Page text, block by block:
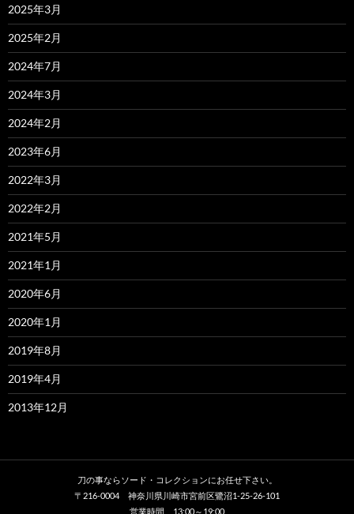
2025年3月
2025年2月
2024年7月
2024年3月
2024年2月
2023年6月
2022年3月
2022年2月
2021年5月
2021年1月
2020年6月
2020年1月
2019年8月
2019年4月
2013年12月
刀の事ならソード・コレクションにお任せ下さい。
〒216-0004 神奈川県川崎市宮前区鷺沼1-25-26-101
営業時間 13:00～19:00